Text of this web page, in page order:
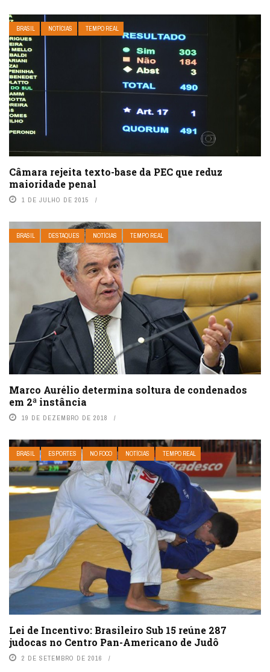
BRASIL NOTÍCIAS TEMPO REAL
Câmara rejeita texto-base da PEC que reduz
maioridade penal
1 DE JULHO DE 2015
BRASIL DESTAQUES NOTÍCIAS TEMPO REAL
Marco Aurélio determina soltura de condenados
em 2ª instância
19 DE DEZEMBRO DE 2018
BRASIL ESPORTES NO FOCO NOTÍCIAS TEMPO REAL
Lei de Incentivo: Brasileiro Sub 15 reúne 287
judocas no Centro Pan-Americano de Judô
2 DE SETEMBRO DE 2016